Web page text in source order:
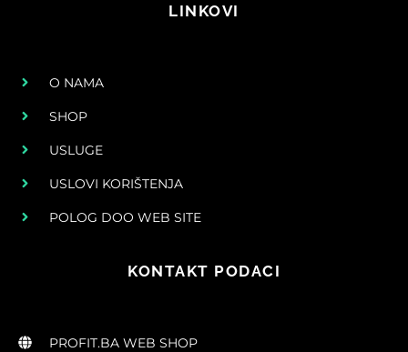
LINKOVI
O NAMA
SHOP
USLUGE
USLOVI KORIŠTENJA
POLOG DOO WEB SITE
KONTAKT PODACI
PROFIT.BA WEB SHOP